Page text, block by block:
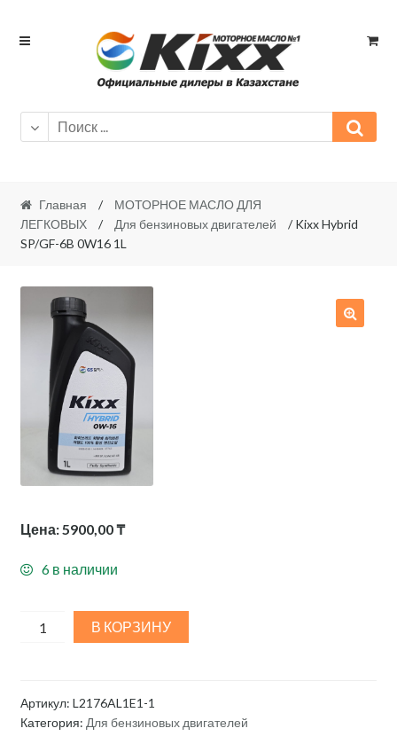
Skip
Skip
Главная /
МОТОРНОЕ МАСЛО ДЛЯ
ЛЕГКОВЫХ
/ Для бензиновых двигателей
/ Kixx Hybrid
SP/GF-6B 0W16 1L
Цена:5900,00₸
6 в наличии
Kixx
0W16
1L
В КОРЗИНУ
Артикул: L2176AL1E1-1
Категория: Для бензиновых двигателей